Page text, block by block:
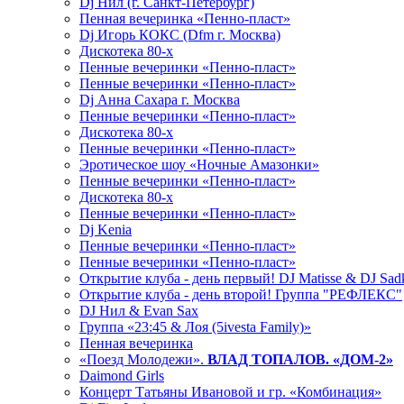
Пенная вечеринка «Пенно-пласт»
Dj Игорь КОКС (Dfm г. Москва)
Дискотека 80-х
Пенные вечеринки «Пенно-пласт»
Пенные вечеринки «Пенно-пласт»
Dj Анна Сахара г. Москва
Пенные вечеринки «Пенно-пласт»
Дискотека 80-х
Пенные вечеринки «Пенно-пласт»
Эротическое шоу «Ночные Амазонки»
Пенные вечеринки «Пенно-пласт»
Дискотека 80-х
Пенные вечеринки «Пенно-пласт»
Dj Kenia
Пенные вечеринки «Пенно-пласт»
Пенные вечеринки «Пенно-пласт»
Открытие клуба - день первый! DJ Matisse & DJ
Открытие клуба - день второй! Группа "РЕФЛЕКС"
DJ Нил & Evan Sax
Группа «23:45 & Лоя (5ivesta Family)»
Пенная вечеринка
«Поезд Молодежи». ВЛАД ТОПАЛОВ. «ДОМ-2»
Daimond Girls
Концерт Татьяны Ивановой и гр. «Комбинация»